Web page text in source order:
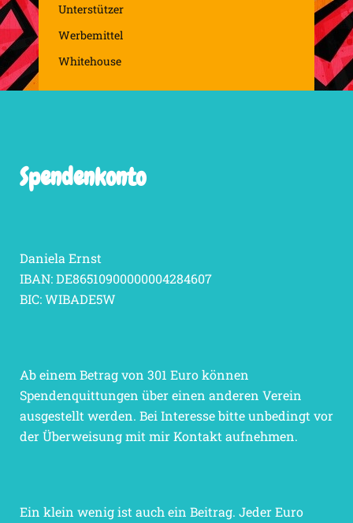
Unterstützer
Werbemittel
Whitehouse
Spendenkonto
Daniela Ernst
IBAN: DE86510900000004284607
BIC: WIBADE5W
Ab einem Betrag von 301 Euro können
Spendenquittungen über einen anderen Verein
ausgestellt werden. Bei Interesse bitte unbedingt vor
der Überweisung mit mir Kontakt aufnehmen.
Ein klein wenig ist auch ein Beitrag. Jeder Euro